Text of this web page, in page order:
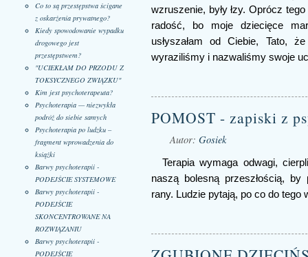
Co to są przestępstwa ścigane
z oskarżenia prywatnego?
Kiedy spowodowanie wypadku
drogowego jest
przestępstwem?
"UCIEKŁAM DO PRZODU Z
TOKSYCZNEGO ZWIĄZKU"
Kim jest psychoterapeuta?
Psychoterapia — niezwykła
podróż do siebie samych
Psychoterapia po ludzku –
fragment wprowadzenia do
książki
Barwy psychoterapii -
PODEJŚCIE SYSTEMOWE
Barwy psychoterapii -
PODEJŚCIE
SKONCENTROWANE NA
ROZWIĄZANIU
Barwy psychoterapii -
PODEJŚCIE
wzruszenie, były łzy. Oprócz
radość, bo moje dziecięce
usłyszałam od Ciebie, Tato,
wyraziliśmy i nazwaliśmy swoje
POMOST - zapiski z
Autor: Gosiek
Terapia wymaga odwagi,
naszą bolesną przeszłością,
rany. Ludzie pytają, po co do